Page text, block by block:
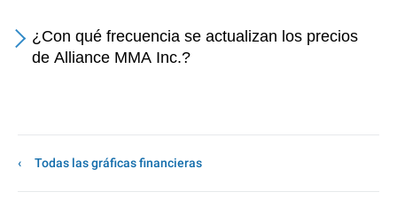
¿Con qué frecuencia se actualizan los precios
de Alliance MMA Inc.?
Todas las gráficas financieras